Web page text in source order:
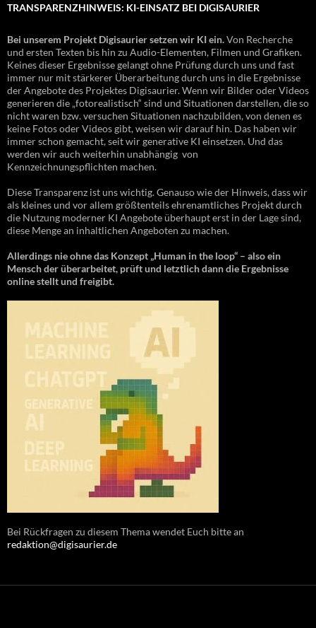
TRANSPARENZHINWEIS: KI-EINSATZ BEI DIGISAURIER
Bei unserem Projekt Digisaurier setzen wir KI ein.Von Recherche
und ersten Texten bis hin zu Audio-Elementen, Filmen und Grafiken.
Keines dieser Ergebnisse gelangt ohne Prüfung durch uns und fast
immer nur mit stärkerer Überarbeitung durch uns in die Ergebnisse
der Angebote des Projektes Digisaurier. Wenn wir Bilder oder Videos
generieren die „fotorealistisch“ sind und Situationen darstellen, die so
nicht waren bzw. versuchen Situationen nachzubilden, von denen es
keine Fotos oder Videos gibt, weisen wir darauf hin. Das haben wir
immer schon gemacht, seit wir generative KI einsetzen. Und das
werden wir auch weiterhin unabhängig von
Kennzeichnungspflichten machen.
Diese Transparenz ist uns wichtig. Genauso wie der Hinweis, dass wir
als kleines und vor allem größtenteils ehrenamtliches Projekt durch
die Nutzung moderner KI Angebote überhaupt erst in der Lage sind,
diese Menge an inhaltlichen Angeboten zu machen.
Allerdings nie ohne das Konzept „Human in the loop“ – also ein
Mensch der überarbeitet, prüft und letztlich dann die Ergebnisse
online stellt und freigibt.
Bei Rückfragen zu diesem Thema wendet Euch bitte an
redaktion@digisaurier.de